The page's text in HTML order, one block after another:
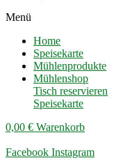
Menü
Home
Speisekarte
Mühlenprodukte
Mühlenshop
Tisch reservieren
Speisekarte
0,00 € Warenkorb
Facebook Instagram